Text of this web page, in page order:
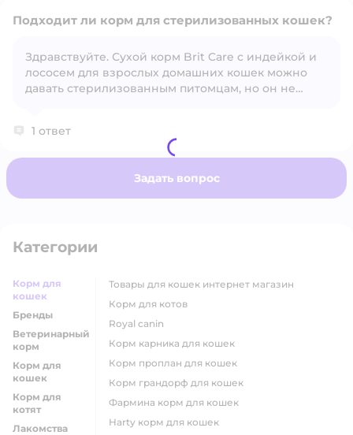
Открыть вопрос
Подходит ли корм для стерилизованных кошек?
Здравствуйте. Сухой корм Brit Care с индейкой и
лососем для взрослых домашних кошек можно
давать стерилизованным питомцам, но он не
есть отдельная линейка — Brit Care Cat Sterilised, с
пониженной калорийностью и добавками для
1 ответ
Задать вопрос
Категории
Корм для
кошек
Бренды
Ветеринарный
корм
Корм для
кошек
Корм для
котят
Лакомства
товары для кошек интернет магазин
корм для котов
royal canin
корм карника для кошек
корм проплан для кошек
корм грандорф для кошек
фармина корм для кошек
harty корм для кошек